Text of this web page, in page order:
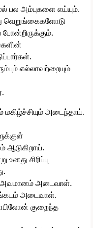
பல அம்புகளை எய்யும்.
வெறுங்கைகளோடு
போன்றிருக்கும்.
எல்லாவற்றையும்
அடைந்தாய்.
ஆடுகிறாய்.
சிரிப்பு
அவமானம் அடைவாள்.
அடைவாள்.
குறைந்த